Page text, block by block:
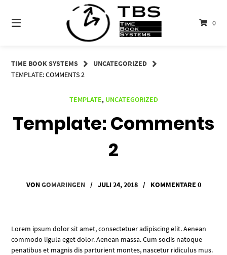
Inhalt
0
TIME BOOK SYSTEMS
UNCATEGORIZED
TEMPLATE: COMMENTS 2
TEMPLATE, UNCATEGORIZED
Template: Comments
2
VONGOMARINGEN / JULI 24, 2018 / KOMMENTARE 0
Lorem ipsum dolor sit amet, consectetuer adipiscing elit. Aenean
commodo ligula eget dolor. Aenean massa. Cum sociis natoque
penatibus et magnis dis parturient montes, nascetur ridiculus mus.